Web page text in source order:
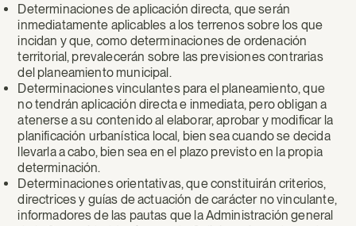
Determinaciones de aplicación directa, que serán
inmediatamente aplicables a los terrenos sobre los que
incidan y que, como determinaciones de ordenación
territorial, prevalecerán sobre las previsiones contrarias
del planeamiento municipal.
Determinaciones vinculantes para el planeamiento, que
no tendrán aplicación directa e inmediata, pero obligan a
atenerse a su contenido al elaborar, aprobar y modificar la
planificación urbanística local, bien sea cuando se decida
llevarla a cabo, bien sea en el plazo previsto en la propia
determinación.
Determinaciones orientativas, que constituirán criterios,
directrices y guías de actuación de carácter no vinculante,
informadores de las pautas que la Administración general